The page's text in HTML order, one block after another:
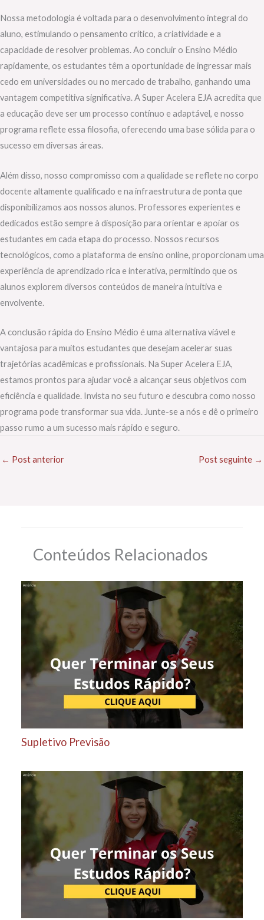
Nossa metodologia é voltada para o desenvolvimento integral do
aluno, estimulando o pensamento crítico, a criatividade e a
capacidade de resolver problemas. Ao concluir o Ensino Médio
rapidamente, os estudantes têm a oportunidade de ingressar mais
cedo em universidades ou no mercado de trabalho, ganhando uma
vantagem competitiva significativa. A Super Acelera EJA acredita que
a educação deve ser um processo contínuo e adaptável, e nosso
programa reflete essa filosofia, oferecendo uma base sólida para o
sucesso em diversas áreas.
Além disso, nosso compromisso com a qualidade se reflete no corpo
docente altamente qualificado e na infraestrutura de ponta que
disponibilizamos aos nossos alunos. Professores experientes e
dedicados estão sempre à disposição para orientar e apoiar os
estudantes em cada etapa do processo. Nossos recursos
tecnológicos, como a plataforma de ensino online, proporcionam uma
experiência de aprendizado rica e interativa, permitindo que os
alunos explorem diversos conteúdos de maneira intuitiva e
envolvente.
A conclusão rápida do Ensino Médio é uma alternativa viável e
vantajosa para muitos estudantes que desejam acelerar suas
trajetórias acadêmicas e profissionais. Na Super Acelera EJA,
estamos prontos para ajudar você a alcançar seus objetivos com
eficiência e qualidade. Invista no seu futuro e descubra como nosso
programa pode transformar sua vida. Junte-se a nós e dê o primeiro
passo rumo a um sucesso mais rápido e seguro.
← Post anterior Post seguinte →
Conteúdos Relacionados
Supletivo Previsão